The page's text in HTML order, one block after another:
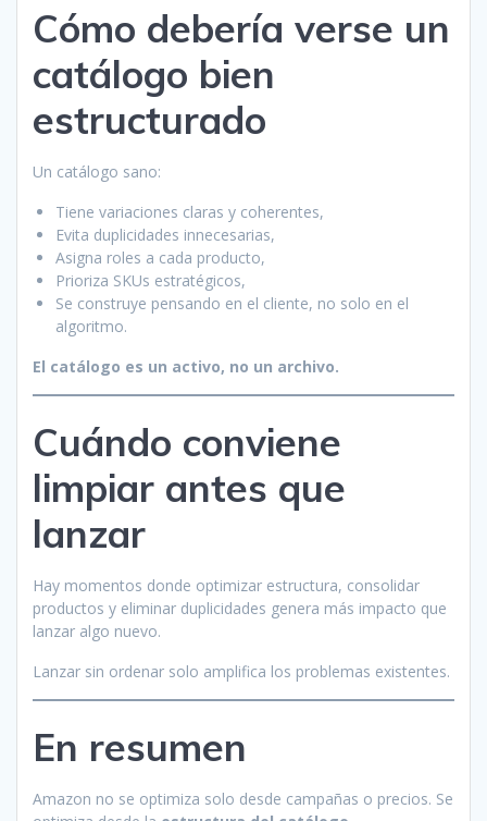
Cómo debería verse un
catálogo bien
estructurado
Un catálogo sano:
Tiene variaciones claras y coherentes,
Evita duplicidades innecesarias,
Asigna roles a cada producto,
Prioriza SKUs estratégicos,
Se construye pensando en el cliente, no solo en el
algoritmo.
El catálogo es un activo, no un archivo.
Cuándo conviene
limpiar antes que
lanzar
Hay momentos donde optimizar estructura, consolidar
productos y eliminar duplicidades genera más impacto que
lanzar algo nuevo.
Lanzar sin ordenar solo amplifica los problemas existentes.
En resumen
Amazon no se optimiza solo desde campañas o precios. Se